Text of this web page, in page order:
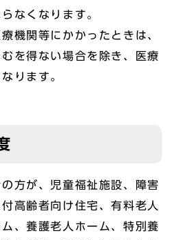
なくなります。
機関等にかかったときは、
を得ない場合を除き、医療
ります。
方が、児童福祉施設、障害
高齢者向け住宅、有料老人
、養護老人ホーム、特別養